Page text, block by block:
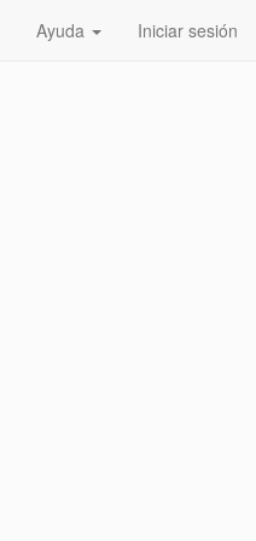
Ayuda Iniciar sesión